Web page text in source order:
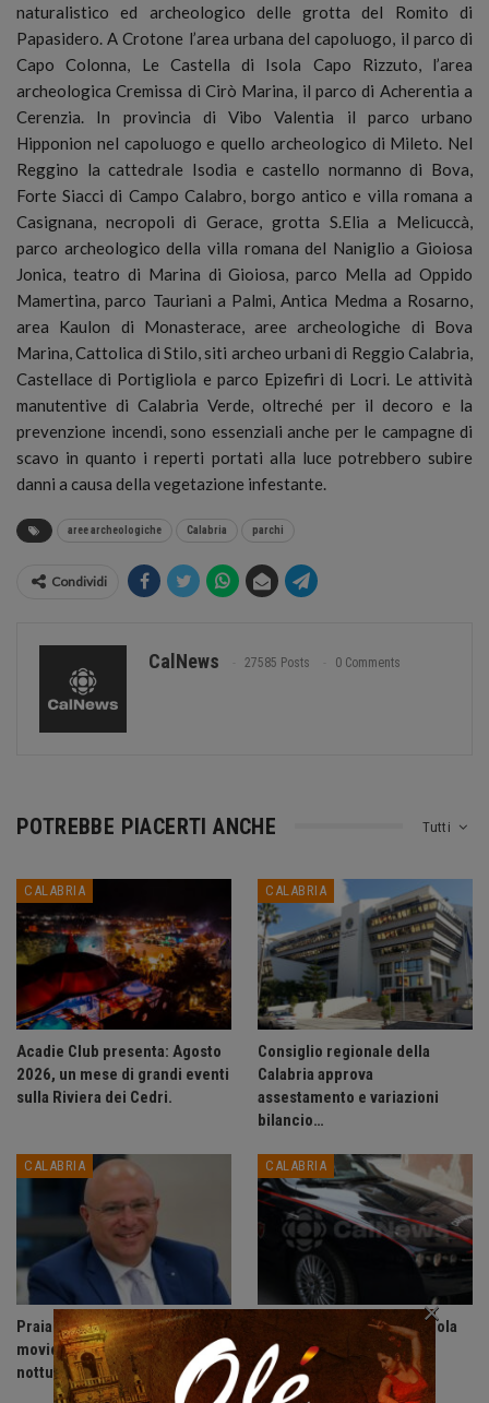
naturalistico ed archeologico delle grotta del Romito di
Papasidero. A Crotone l’area urbana del capoluogo, il parco di
Capo Colonna, Le Castella di Isola Capo Rizzuto, l’area
archeologica Cremissa di Cirò Marina, il parco di Acherentia a
Cerenzia. In provincia di Vibo Valentia il parco urbano
Hipponion nel capoluogo e quello archeologico di Mileto. Nel
Reggino la cattedrale Isodia e castello normanno di Bova,
Forte Siacci di Campo Calabro, borgo antico e villa romana a
Casignana, necropoli di Gerace, grotta S.Elia a Melicuccà,
parco archeologico della villa romana del Naniglio a Gioiosa
Jonica, teatro di Marina di Gioiosa, parco Mella ad Oppido
Mamertina, parco Tauriani a Palmi, Antica Medma a Rosarno,
area Kaulon di Monasterace, aree archeologiche di Bova
Marina, Cattolica di Stilo, siti archeo urbani di Reggio Calabria,
Castellace di Portigliola e parco Epizefiri di Locri. Le attività
manutentive di Calabria Verde, oltreché per il decoro e la
prevenzione incendi, sono essenziali anche per le campagne di
scavo in quanto i reperti portati alla luce potrebbero subire
danni a causa della vegetazione infestante.
aree archeologiche Calabria parchi
Condividi
CalNews 27585 Posts 0 Comments
Tutti
POTREBBE PIACERTI ANCHE
CALABRIA
Acadie Club presenta: Agosto
2026, un mese di grandi eventi
sulla Riviera dei Cedri.
CALABRIA
Consiglio regionale della
Calabria approva
assestamento e variazioni
bilancio…
CALABRIA
Praia a Mare: ordinanza anti-
movida, vietate le uscite
notturne ai minori di 14 anni.
CALABRIA
Accoltella coetaneo alla gola
durante litigio, arrestato
sessantenne.
×